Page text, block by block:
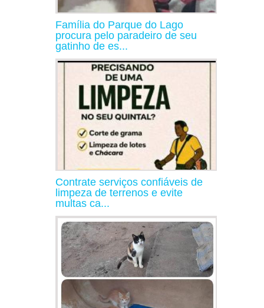
Família do Parque do Lago
procura pelo paradeiro de seu
gatinho de es...
Contrate serviços confiáveis de
limpeza de terrenos e evite
multas ca...